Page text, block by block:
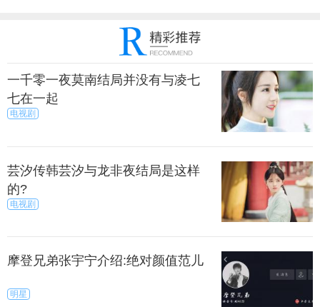
方面，坚果Pro2采用的是双Nano-SIM（迷你卡）
卡槽设计，任意卡槽均可设置为主卡，支持移动、联
通、电信 4G/3G/2G，但2张电信卡无法同时使用，移
一千零一夜莫南结局并没有与凌七
七在一起
电视剧
芸汐传韩芸汐与龙非夜结局是这样
的?
电视剧
摩登兄弟张宇宁介绍:绝对颜值范儿
明星